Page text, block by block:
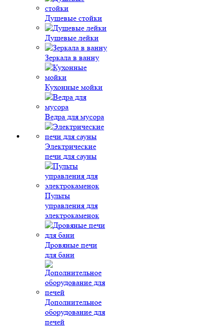
Душевые стойки
Душевые лейки
Зеркала в ванну
Кухонные мойки
Ведра для мусора
Электрические
печи для сауны
Пульты
управления для
электрокаменок
Дровяные печи
для бани
Дополнительное
оборудование для
печей